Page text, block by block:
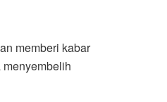
memberi kabar